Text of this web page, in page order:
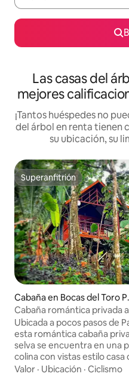
Las casas del
mejores
¡Tantos huéspedes no
del árbol en renta tienen
su ubicación, su
Superanfitrión
Superanfitrión
Cabaña en Bocas del Toro
ovince
Cabaña romántica privada a
del mejor surf de Bocas
Ubicada a pocos pasos de
esta romántica cabaña
selva se encuentra en una
colina con vistas estilo casa
Perfecto para parejas y
Valor · Ubicación · Ciclismo